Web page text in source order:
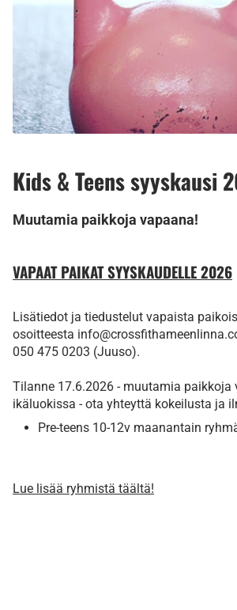
Kids & Teens syyskausi
Muutamia paikkoja vapaana!
VAPAAT PAIKAT SYYSKAUDELLE 2026
Lisätiedot ja tiedustelut vapaista
osoitteesta
050 475 0203 (Juuso).
Tilanne 17.6.2026 - muutamia paikkoja
ikäluokissa - ota yhteyttä kokeilusta ja
​​​​​​​Pre-teens 10-12v maanantain
​Lue lisää ryhmistä täältä!